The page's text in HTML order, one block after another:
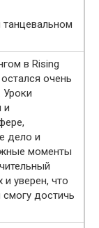
танцевальном
в Rising
очень
и
дело и
моменты
и уверен, что
достичь